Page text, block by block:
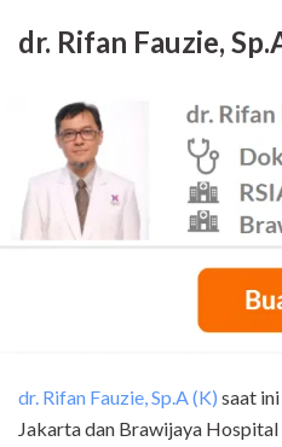
dr. Rifan Fauzie,
dr. Rifan Fauzie, Sp.A (K) saat
Jakarta dan Brawijaya Hospital